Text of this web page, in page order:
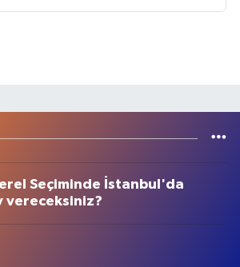
Seçiminde İstanbul'da
vereceksiniz?